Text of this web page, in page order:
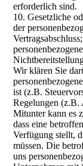
erforderlich sind.
10. Gesetzliche
der
Wir klären Sie
ist (z.B.
Regelungen (z.B.
Mitunter kann es
dass eine
Verfügung stellt,
müssen. Die
uns